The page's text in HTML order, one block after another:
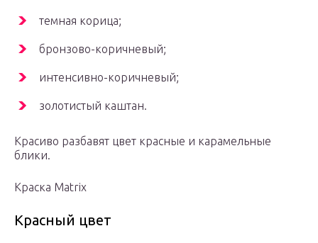
темная корица;
бронзово-коричневый;
интенсивно-коричневый;
золотистый каштан.
Красиво разбавят цвет красные и карамельные
блики.
Краска Matrix
Красный цвет